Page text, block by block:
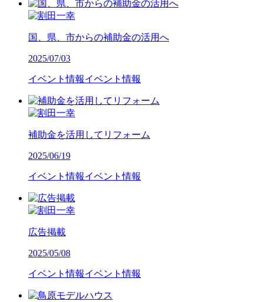
国、県、市からの補助金の活用へ
2025/07/03
イベント情報イベント情報
補助金を活用してリフォーム
2025/06/19
イベント情報イベント情報
広告掲載
2025/05/08
イベント情報イベント情報